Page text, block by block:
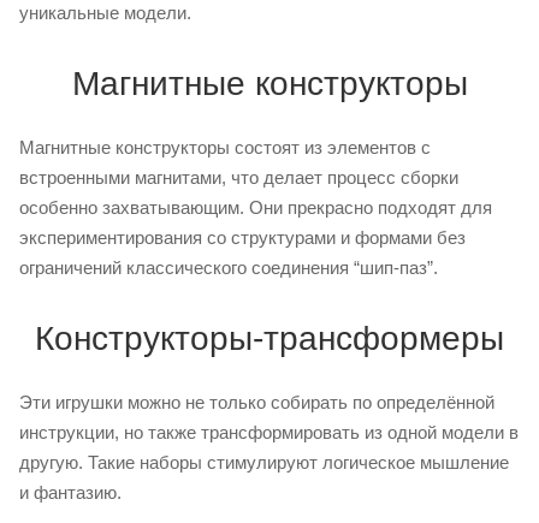
уникальные модели.
Магнитные конструкторы
Магнитные конструкторы состоят из элементов с
встроенными магнитами, что делает процесс сборки
особенно захватывающим. Они прекрасно подходят для
экспериментирования со структурами и формами без
ограничений классического соединения “шип-паз”.
Конструкторы-трансформеры
Эти игрушки можно не только собирать по определённой
инструкции, но также трансформировать из одной модели в
другую. Такие наборы стимулируют логическое мышление
и фантазию.